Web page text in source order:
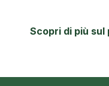
Scopri di più